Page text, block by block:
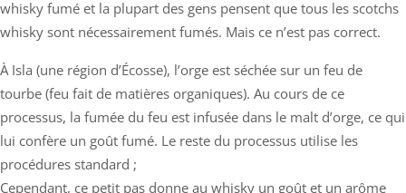
whisky fumé et la plupart des gens pensent que tous les scotchs
whisky sont nécessairement fumés. Mais ce n’est pas correct.
À Isla (une région d’Écosse), l’orge est séchée sur un feu de
tourbe (feu fait de matières organiques). Au cours de ce
processus, la fumée du feu est infusée dans le malt d’orge, ce qui
lui confère un goût fumé. Le reste du processus utilise les
procédures standard ;
Cependant, ce petit pas donne au whisky un goût et un arôme